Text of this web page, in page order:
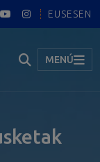
EUSESEN
MENÚ